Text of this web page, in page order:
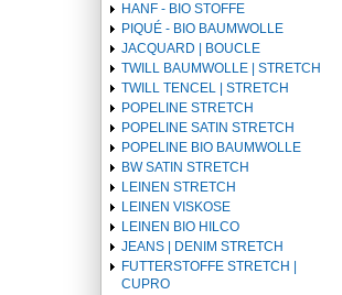
HANF - BIO STOFFE
PIQUÉ - BIO BAUMWOLLE
JACQUARD | BOUCLE
TWILL BAUMWOLLE | STRETCH
TWILL TENCEL | STRETCH
POPELINE STRETCH
POPELINE SATIN STRETCH
POPELINE BIO BAUMWOLLE
BW SATIN STRETCH
LEINEN STRETCH
LEINEN VISKOSE
LEINEN BIO HILCO
JEANS | DENIM STRETCH
FUTTERSTOFFE STRETCH |
CUPRO